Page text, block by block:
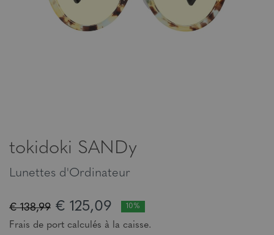
tokidoki SANDy
Lunettes d'Ordinateur
€ 138,99 € 125,09 10%
Frais de port calculés à la caisse.